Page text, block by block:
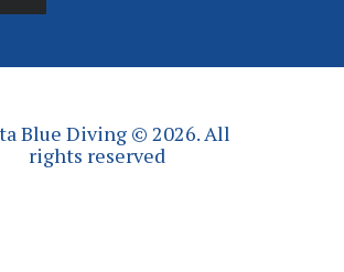
Blue Diving © 2026. All
rights reserved